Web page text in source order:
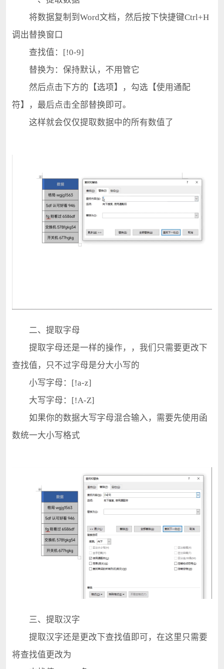
将数据复制到Word文档，然后按下快捷键Ctrl+H
调出替换窗口
查找值：[!0-9]
替换为：保持默认，不用管它
然后点击下方的【选项】，勾选【使用通配
符】，最后点击全部替换即可。
这样就会仅仅提取数据中的所有数值了
二、提取字母
提取字母还是一样的操作，，我们只需要更改下
查找值，只不过字母是分大小写的
小写字母：[!a-z]
大写字母：[!A-Z]
如果你的数据大写字母混合输入，需要先使用函
数统一大小写格式
三、提取汉字
提取汉字还是更改下查找值即可，在这里只需要
将查找值更改为